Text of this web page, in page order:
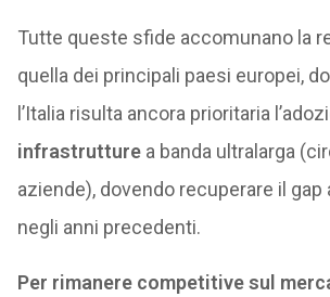
Tutte queste sfide accomunano la
quella dei principali paesi europei,
l’Italia risulta ancora prioritaria
infrastrutturea banda ultralarga
aziende), dovendo recuperare il
negli anni precedenti.
Per rimanere competitive sul